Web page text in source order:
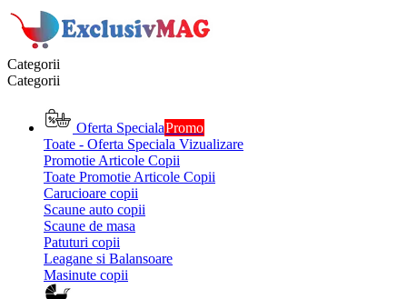
Categorii
Categorii
Oferta SpecialaPromo
Toate - Oferta Speciala Vizualizare
Promotie Articole Copii
Toate Promotie Articole Copii
Carucioare copii
Scaune auto copii
Scaune de masa
Patuturi copii
Leagane si Balansoare
Masinute copii